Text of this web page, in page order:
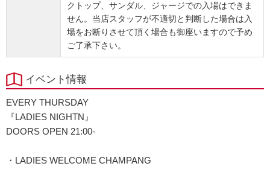
クトップ、サンダル、ジャージでの入場はできま
せん。当店スタッフが不適切と判断した場合は入
場をお断りさせて頂く場合も御座いますので予め
ご了承下さい。
イベント情報
EVERY THURSDAY
『LADIES NIGHTN』
DOORS OPEN 21:00-
・LADIES WELCOME CHAMPANG